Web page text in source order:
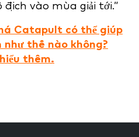
địch vào mùa giải tới.”
Catapult có thể giúp
như thế nào không?
thêm.